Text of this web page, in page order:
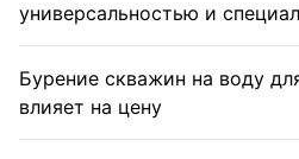
универсальностью и
Бурение скважин на воду
влияет на цену